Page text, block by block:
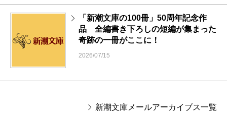
「新潮文庫の100冊」50周年記念作
品 全編書き下ろしの短編が集まった
奇跡の一冊がここに！
2026/07/15
新潮文庫メールアーカイブス一覧